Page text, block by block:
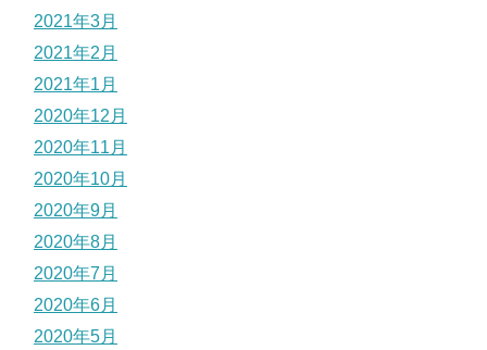
2021年3月
2021年2月
2021年1月
2020年12月
2020年11月
2020年10月
2020年9月
2020年8月
2020年7月
2020年6月
2020年5月